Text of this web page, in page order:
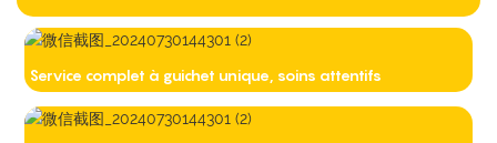
Service complet à guichet unique, soins attentifs